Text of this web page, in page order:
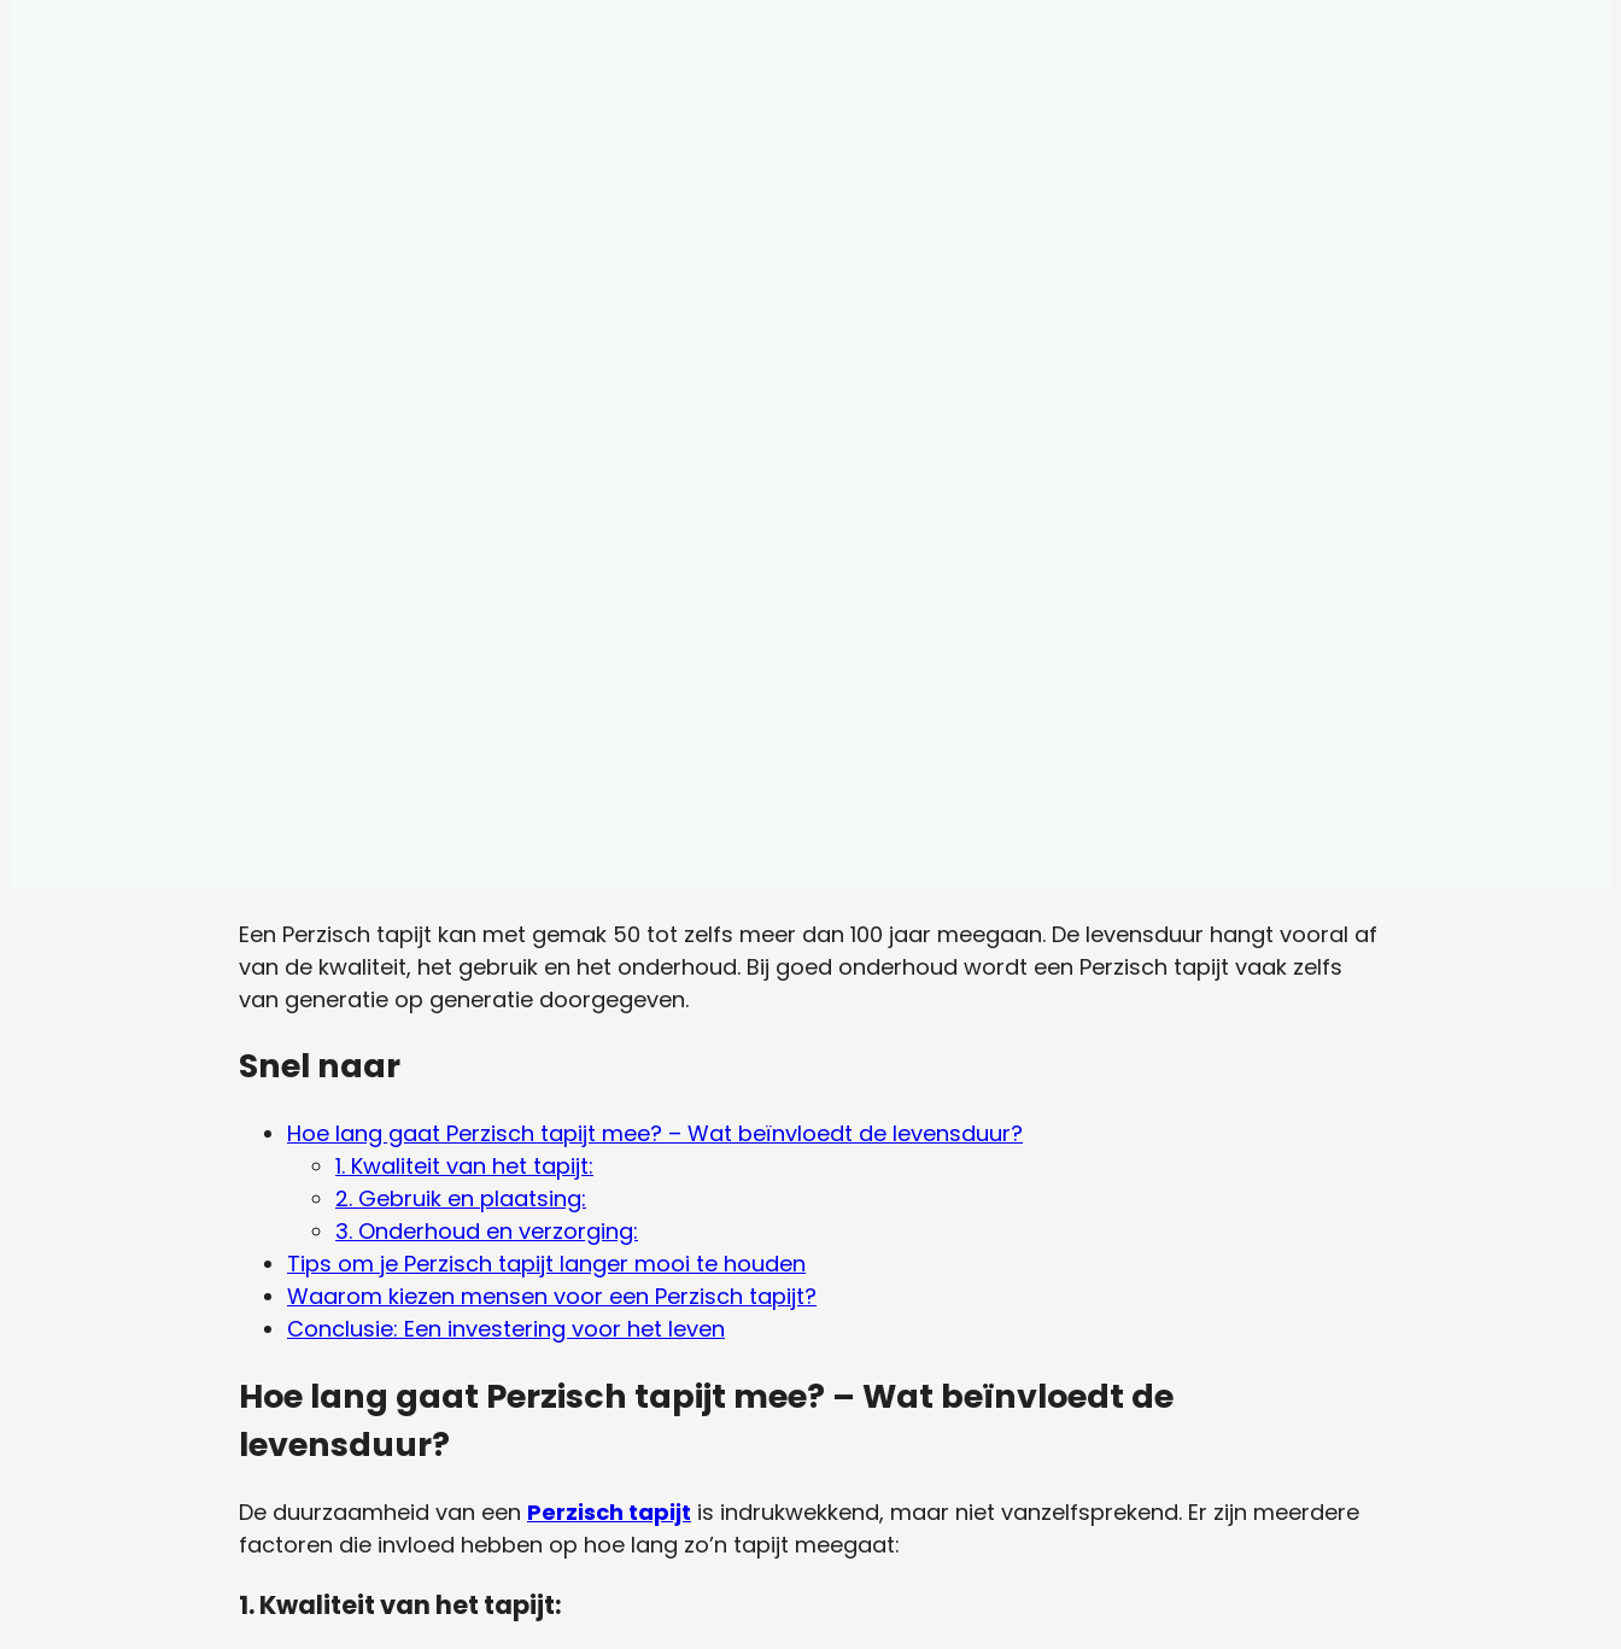
Een Perzisch tapijt kan met gemak 50 tot zelfs meer dan 100 jaar meegaan. De levensduur hangt vooral af
van de kwaliteit, het gebruik en het onderhoud. Bij goed onderhoud wordt een Perzisch tapijt vaak zelfs
van generatie op generatie doorgegeven.
Snel naar
Hoe lang gaat Perzisch tapijt mee? – Wat beïnvloedt de levensduur?
1. Kwaliteit van het tapijt:
2. Gebruik en plaatsing:
3. Onderhoud en verzorging:
Tips om je Perzisch tapijt langer mooi te houden
Waarom kiezen mensen voor een Perzisch tapijt?
Conclusie: Een investering voor het leven
Hoe lang gaat Perzisch tapijt mee? – Wat beïnvloedt de
levensduur?
De duurzaamheid van een Perzisch tapijt is indrukwekkend, maar niet vanzelfsprekend. Er zijn meerdere
factoren die invloed hebben op hoe lang zo’n tapijt meegaat:
1. Kwaliteit van het tapijt: